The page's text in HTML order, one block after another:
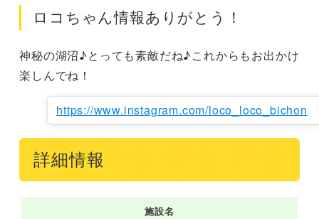
ロコちゃん情報ありがとう！
神秘の湖沼♪とっても素敵だね♪これからもお出かけ
楽しんでね！
https://www.instagram.com/loco_loco_bichon
詳細情報
施設名